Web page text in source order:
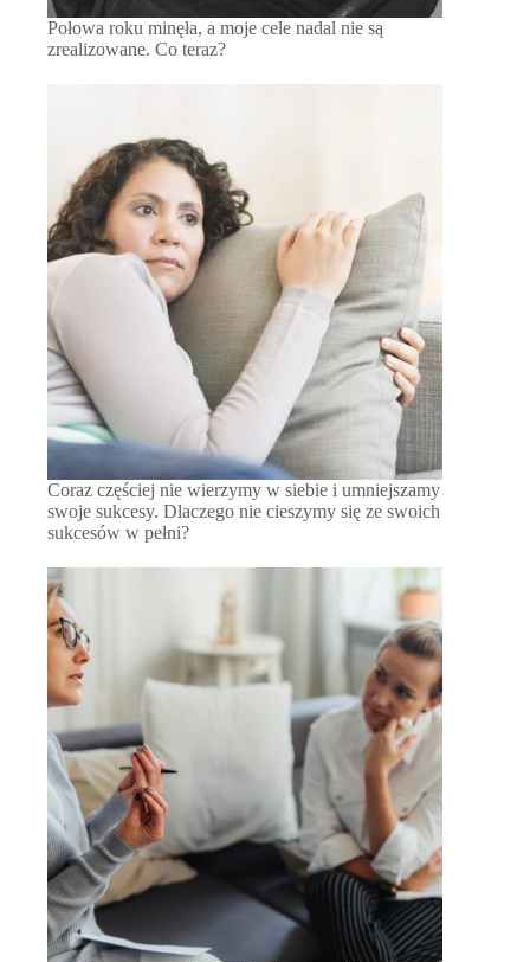
Połowa roku minęła, a moje cele nadal nie są
zrealizowane. Co teraz?
Coraz częściej nie wierzymy w siebie i umniejszamy
swoje sukcesy. Dlaczego nie cieszymy się ze swoich
sukcesów w pełni?